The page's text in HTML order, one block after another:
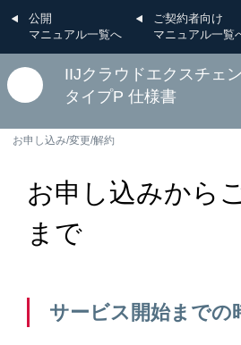
公開
マニュアル一覧へ
ご契約者向け
マニュアル一覧
IIJクラウドエクスチェ
タイプP 仕様書
お申し込み/変更/解約
お申し込みから
まで
サービス開始までの